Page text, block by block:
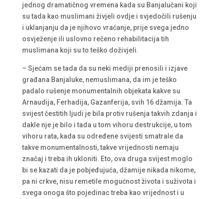
jednog dramatičnog vremena kada su Banjalučani koji
su tada kao muslimani živjeli ovdje i svjedočili rušenju
i uklanjanju da je njihovo vraćanje, prije svega jedno
osvježenje ili uslovno rečeno rehabilitacija tih
muslimana koji su to teško doživjeli.
– Sjećam se tada da su neki mediji prenosili i izjave
građana Banjaluke, nemuslimana, da im je teško
padalo rušenje monumentalnih objekata kakve su
Arnaudija, Ferhadija, Gazanferija, svih 16 džamija. Ta
svijest čestitih ljudi je bila protiv rušenja takvih zdanja i
dakle nje je bilo i tada u tom vihoru destrukcije, u tom
vihoru rata, kada su određene svijesti smatrale da
takve monumentalnosti, takve vrijednosti nemaju
značaj i treba ih ukloniti. Eto, ova druga svijest moglo
bi se kazati da je pobjeđujuća, džamije nikada nikome,
pa ni crkve, nisu remetile mogućnost života i suživota i
svega onoga što pojedinac treba kao vrijednost i u